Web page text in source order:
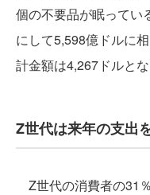
個の不要品が眠ってい
にして5,598億ドルに
計金額は4,267ドルとな
Z世代は来年の支出
Z世代の消費者の31